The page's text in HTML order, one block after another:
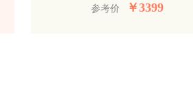
参考价
￥3399